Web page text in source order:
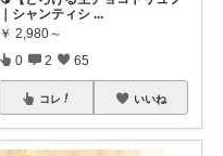
｜シャンティシ ...
￥ 2,980～
0 2 65
コレ いいね